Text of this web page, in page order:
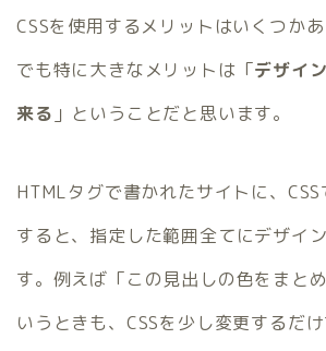
CSSを使用するメリットはいくつか
でも特に大きなメリットは「デザイ
来る 」ということだと思います。
HTMLタグで書かれたサイトに、
すると、指定した範囲全てにデザイ
す。例えば「この見出しの色をまと
いうときも、CSSを少し変更するだけ